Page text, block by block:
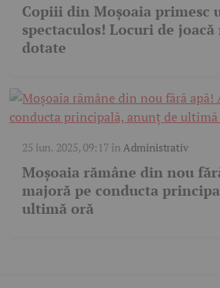
Copiii din Moșoaia primesc
spectaculos! Locuri de
dotate
25 iun. 2025, 09:17în Administrativ
Moșoaia rămâne din nou
majoră pe conducta
ultimă oră